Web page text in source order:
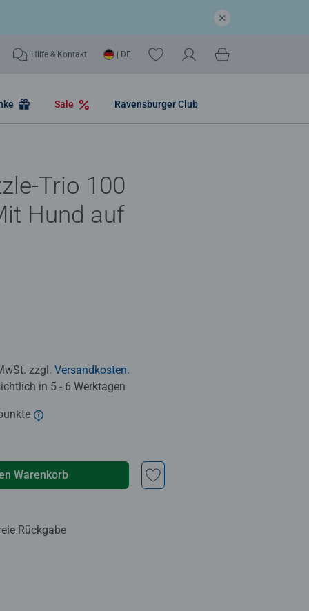
Hilfe & Kontakt | DE
Sale Ravensburger Club
Trio 100
Hund auf
zzgl. Versandkosten.
in 5 - 6 Werktagen
Warenkorb
Rückgabe